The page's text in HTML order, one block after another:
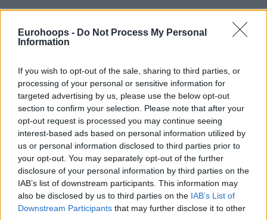
Eurohoops - Do Not Process My Personal
Information
If you wish to opt-out of the sale, sharing to third parties, or
processing of your personal or sensitive information for
targeted advertising by us, please use the below opt-out
section to confirm your selection. Please note that after your
opt-out request is processed you may continue seeing
interest-based ads based on personal information utilized by
us or personal information disclosed to third parties prior to
your opt-out. You may separately opt-out of the further
disclosure of your personal information by third parties on the
IAB’s list of downstream participants. This information may
also be disclosed by us to third parties on the IAB’s List of
Downstream Participants that may further disclose it to other
Της Eurohoops Team/info@eurohoops.net
Μπορεί ακόμα οιΝτάλας Μάβερικςνα μην έχουν βρει τον
απαιτούμενο ρυθμό για μία ασφαλή πορεία στηνΔύση
μετρώντας 7 νίκες και 7 ήττες, όμως οΛούκα Ντόντσιτς
εμφανίζεται ακόμα καλύτερος και από πέρυσι στην τρίτη
του πλέον σεζόν στοNBA.
Ο Σλοβένος νεαρός σταρ τωνΜάβερικςτους οδήγησε
στην νίκη με 124-112 απέναντι στους Ιντιάνα Πέισερς
μπορεί να μην κατέγραψε εντυπωσιακούς αριθμούς, αλλά